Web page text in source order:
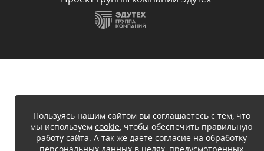
Пользуясь нашим сайтом вы соглашаетесь с тем, что
мы используем cookie, чтобы обеспечить правильную
работу сайта. А так же даете согласие на обработку